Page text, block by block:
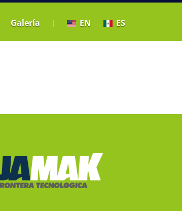
Galería EN ES